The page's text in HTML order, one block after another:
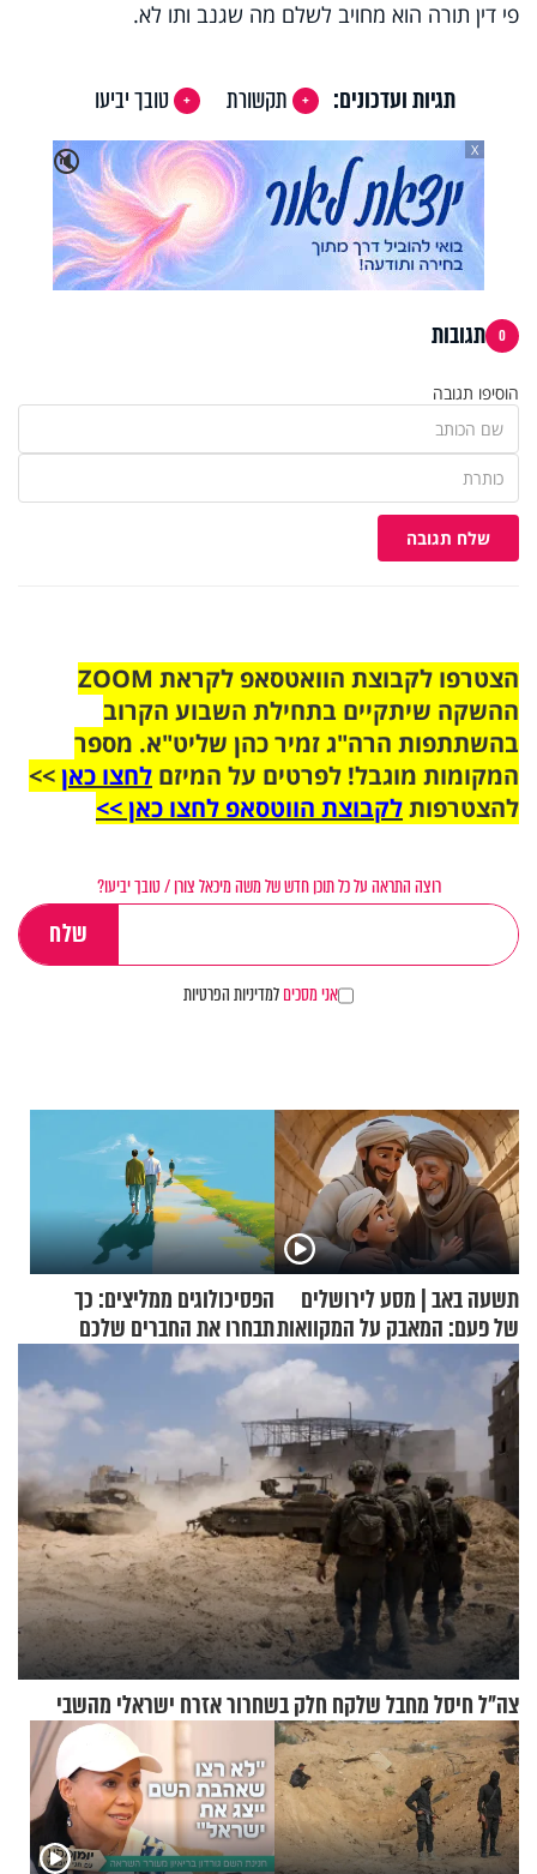
פי דין תורה הוא מחויב לשלם מה שגנב ותו לא.
תגיות ועדכונים: תקשורת
טובך יביעו
🔇
X
0 תגובות
הוסיפו תגובה
שלח תגובה
הצטרפו לקבוצת הוואטסאפ לקראת ZOOM
ההשקה שיתקיים בתחילת השבוע הקרוב
בהשתתפות הרה"ג זמיר כהן שליט"א. מספר
המקומות מוגבל! לפרטים על המיזם לחצו כאן>>
להצטרפותלקבוצת הווטסאפ לחצו כאן >>
רוצה התראה על כל תוכן חדש של משה מיכאל צורן / טובך יביעו?
אני מסכיםלמדיניות הפרטיות
תשעה באב | מסע לירושלים
של פעם: המאבק על המקוואות
הפסיכולוגים ממליצים: כך
תבחרו את החברים שלכם
בחיים
צה"ל חיסל מחבל שלקח חלק בשחרור אזרח ישראלי מהשבי